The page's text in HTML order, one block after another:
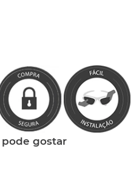
gostar